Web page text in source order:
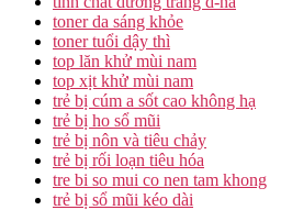
toner da sáng khỏe
toner tuổi dậy thì
top lăn khử mùi nam
top xịt khử mùi nam
trẻ bị cúm a sốt cao không hạ
trẻ bị ho sổ mũi
trẻ bị nôn và tiêu chảy
trẻ bị rối loạn tiêu hóa
tre bi so mui co nen tam khong
trẻ bị sổ mũi kéo dài